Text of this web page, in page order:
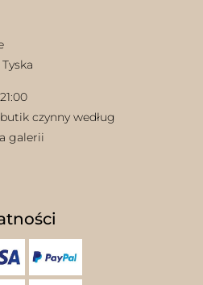
czynny według
galerii